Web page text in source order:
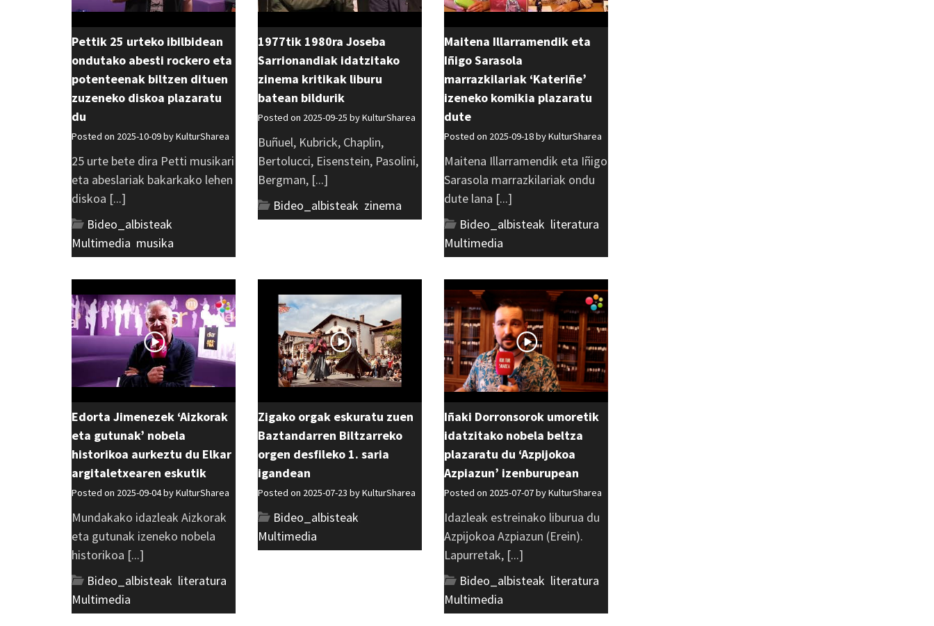
Pettik 25 urteko ibilbidean
ondutako abesti rockero eta
potenteenak biltzen dituen
zuzeneko diskoa plazaratu
du
Posted on 2025-10-09 byKulturSharea
25 urte bete dira Petti musikari
eta abeslariak bakarkako lehen
diskoa [...]
Bideo_albisteak
Multimedia musika
1977tik 1980ra Joseba
Sarrionandiak idatzitako
zinema kritikak liburu
batean bildurik
Posted on 2025-09-25 byKulturSharea
Buñuel, Kubrick, Chaplin,
Bertolucci, Eisenstein, Pasolini,
Bergman, [...]
Bideo_albisteak zinema
Maitena Illarramendik eta
Iñigo Sarasola
marrazkilariak ‘Kateriñe’
izeneko komikia plazaratu
dute
Posted on 2025-09-18 byKulturSharea
Maitena Illarramendik eta Iñigo
Sarasola marrazkilariak ondu
dute lana [...]
Bideo_albisteak literatura
Multimedia
Edorta Jimenezek ‘Aizkorak
eta gutunak’ nobela
historikoa aurkeztu du Elkar
argitaletxearen eskutik
Posted on 2025-09-04 byKulturSharea
Mundakako idazleak Aizkorak
eta gutunak izeneko nobela
historikoa [...]
Bideo_albisteak literatura
Multimedia
Zigako orgak eskuratu zuen
Baztandarren Biltzarreko
orgen desfileko 1. saria
igandean
Posted on 2025-07-23 byKulturSharea
Bideo_albisteak
Multimedia
Iñaki Dorronsorok umoretik
idatzitako nobela beltza
plazaratu du ‘Azpijokoa
Azpiazun’ izenburupean
Posted on 2025-07-07 byKulturSharea
Idazleak estreinako liburua du
Azpijokoa Azpiazun (Erein).
Lapurretak, [...]
Bideo_albisteak literatura
Multimedia